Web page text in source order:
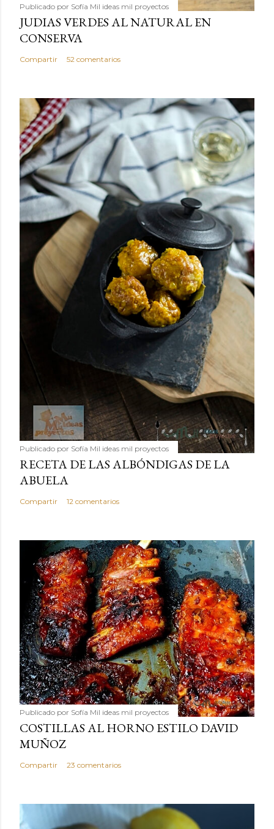
Publicado por Sofía Mil ideas mil proyectos
JUDIAS VERDES AL NATURAL EN
CONSERVA
Compartir 52 comentarios
Publicado por Sofía Mil ideas mil proyectos
RECETA DE LAS ALBÓNDIGAS DE LA
ABUELA
Compartir 12 comentarios
Publicado por Sofía Mil ideas mil proyectos
COSTILLAS AL HORNO ESTILO DAVID
MUÑOZ
Compartir 23 comentarios